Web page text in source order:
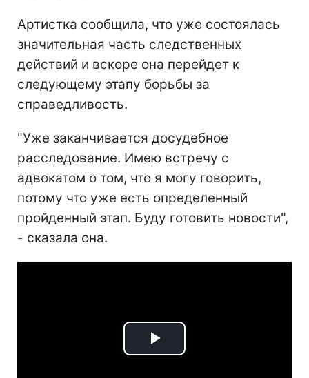
Артистка сообщила, что уже состоялась
значительная часть следственных
действий и вскоре она перейдет к
следующему этапу борьбы за
справедливость.
"Уже заканчивается досудебное
расследование. Имею встречу с
адвокатом о том, что я могу говорить,
потому что уже есть определенный
пройденный этап. Буду готовить новости",
- сказала она.
Play